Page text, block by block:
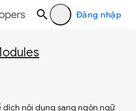
Đăng nhập
nội dung sang ngôn ngữ